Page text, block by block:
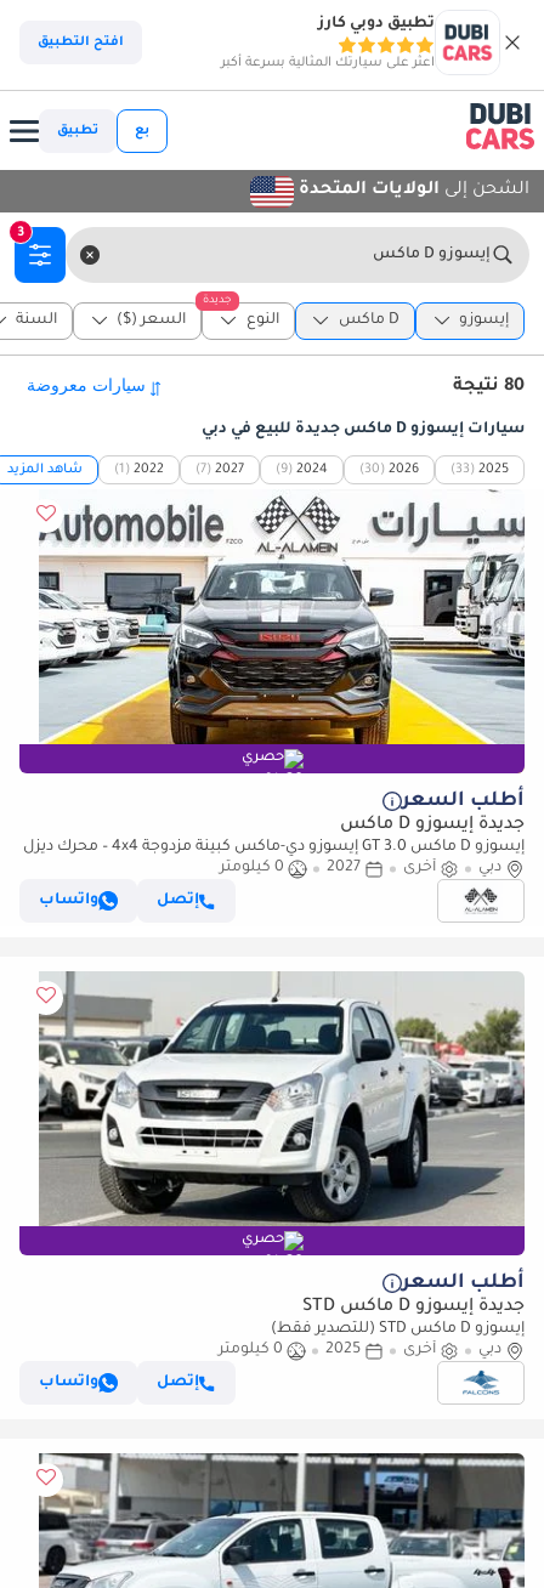
تطبيق دوبي كارز
اعثر على سيارتك المثالية بسرعة أكبر
افتح التطبيق
بع تطبيق
الشحن إلى الولايات المتحدة
إيسوزو D ماكس
3
إيسوزو D ماكس
جديدة
النوع السعر ($) السنة
80 نتيجة
سيارات إيسوزو D ماكس جديدة للبيع في دبي
2025
(33)
2026
(30)
2024
(9)
2027
(7)
2022
(1) شاهد المزيد
حصري
أطلب السعر
جديدة إيسوزو D ماكس
إيسوزو D ماكس 3.0 GT إيسوزو دي-ماكس كبينة مزدوجة 4x4 – محرك ديزل
توربو 3.0 لتر | جاهز للتصديردبي أخرى 2027
0 كيلومتر
إتصل
واتساب
حصري
أطلب السعر
جديدة إيسوزو D ماكس STD
إيسوزو D ماكس STD (للتصدير فقط)
دبي
أخرى 2025
0 كيلومتر
إتصل
واتساب